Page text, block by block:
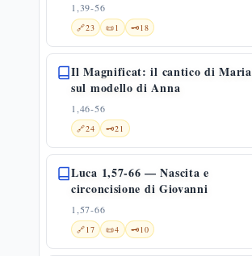
1,39-56
🔗23 📜1 🗝️18
Il Magnificat: il cantico di Maria
sul modello di Anna
1,46-56
🔗24 🗝️21
Luca 1,57-66 — Nascita e
circoncisione di Giovanni
1,57-66
🔗17 📜4 🗝️10